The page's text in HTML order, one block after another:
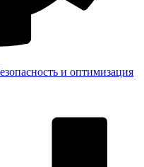
и оптимизация